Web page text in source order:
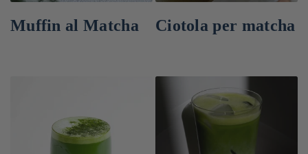
Muffin al Matcha Ciotola per matcha